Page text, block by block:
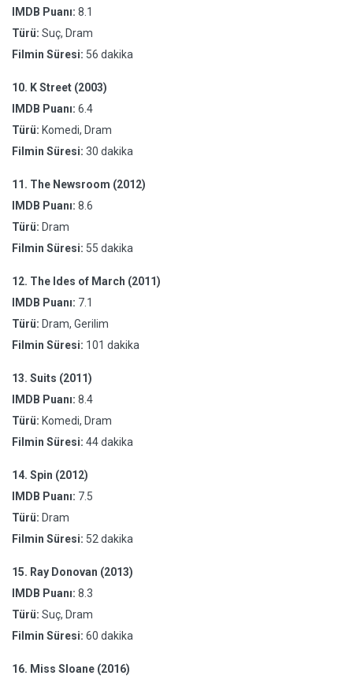
IMDB Puanı: 8.1
Türü: Suç, Dram
Filmin Süresi: 56 dakika
10. K Street (2003)
IMDB Puanı: 6.4
Türü: Komedi, Dram
Filmin Süresi: 30 dakika
11. The Newsroom (2012)
IMDB Puanı: 8.6
Türü: Dram
Filmin Süresi: 55 dakika
12. The Ides of March (2011)
IMDB Puanı: 7.1
Türü: Dram, Gerilim
Filmin Süresi: 101 dakika
13. Suits (2011)
IMDB Puanı: 8.4
Türü: Komedi, Dram
Filmin Süresi: 44 dakika
14. Spin (2012)
IMDB Puanı: 7.5
Türü: Dram
Filmin Süresi: 52 dakika
15. Ray Donovan (2013)
IMDB Puanı: 8.3
Türü: Suç, Dram
Filmin Süresi: 60 dakika
16. Miss Sloane (2016)